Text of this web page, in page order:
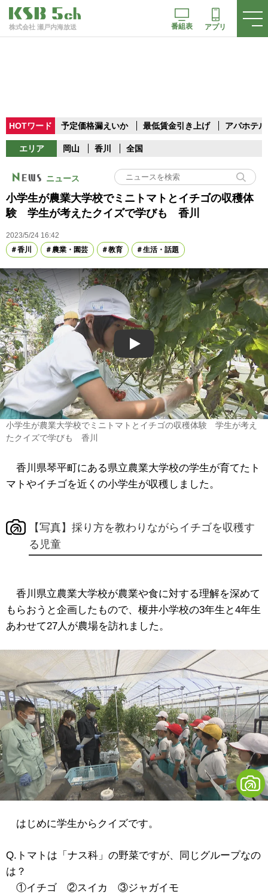
株式会社 瀬戸内海放送 番組表 アプリ
HOTワード 予定価格漏えいか 最低賃金引き上げ アパホテル
エリア 岡山 香川 全国
ニュース
小学生が農業大学校でミニトマトとイチゴの収穫体
験 学生が考えたクイズで学びも 香川
2023/5/24 16:42
香川
農業・園芸 教育 生活・話題
Play
小学生が農業大学校でミニトマトとイチゴの収穫体験 学生が考え
たクイズで学びも 香川
香川県琴平町にある県立農業大学校の学生が育てたト
マトやイチゴを近くの小学生が収穫しました。
【写真】採り方を教わりながらイチゴを収穫す
る児童
香川県立農業大学校が農業や食に対する理解を深めて
もらおうと企画したもので、榎井小学校の3年生と4年生
あわせて27人が農場を訪れました。
はじめに学生からクイズです。
Q.トマトは「ナス科」の野菜ですが、同じグループなの
は？
①イチゴ ②スイカ ③ジャガイモ